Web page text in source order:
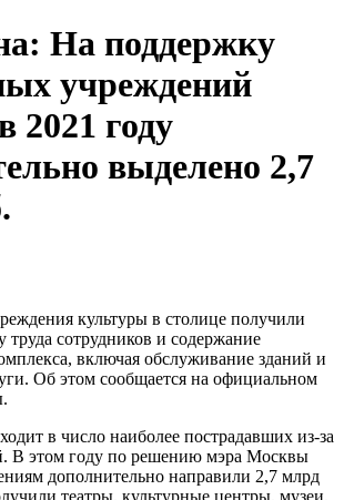
На поддержку
учреждений
году
выделено 2,7
культуры в столице получили
труда сотрудников и содержание
включая обслуживание зданий и
Об этом сообщается на официальном
в число наиболее пострадавших из-за
В этом году по решению мэра Москвы
дополнительно направили 2,7 млрд
театры, культурные центры, музеи,